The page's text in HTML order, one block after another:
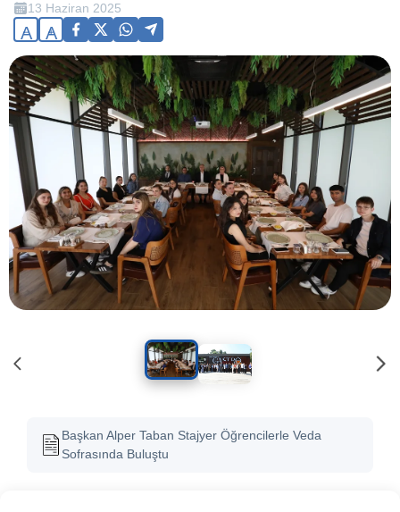
13 Haziran 2025
A A
Başkan Alper Taban Stajyer Öğrencilerle Veda
Sofrasında Buluştu